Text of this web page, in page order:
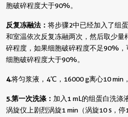
胞破碎程度大于90%。
反复冻融法： 将步骤2中已经加入了组
和室温依次反复冻融两次，然后取少量
碎程度，如果细胞破碎程度不足90%，
细胞破碎程度大于90%。
4.将匀浆液，4℃，16000 g离心10 min
5. 第一次洗涤： 加入1 mL的组蛋白洗涤
涡旋仪上剧烈涡旋1 min（涡旋10 s，停